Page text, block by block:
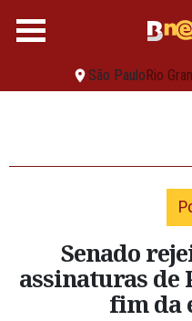
São PauloRio
Senado
assinaturas de
fim da